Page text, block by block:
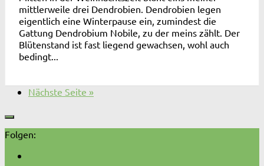
mittlerweile drei Dendrobien. Dendrobien legen
eigentlich eine Winterpause ein, zumindest die
Gattung Dendrobium Nobile, zu der meins zählt. Der
Blütenstand ist fast liegend gewachsen, wohl auch
bedingt...
Nächste Seite »
Folgen: